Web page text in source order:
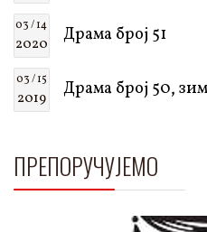
03 / 14
2020 Драма број 51
03 / 15
2019 Драма број 50,
ПРЕПОРУЧУЈЕМО